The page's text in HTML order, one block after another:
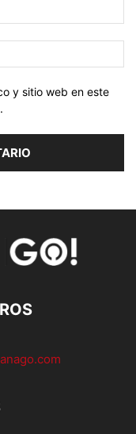
y sitio web en este